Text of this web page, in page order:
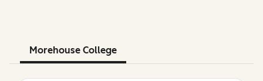
Morehouse College